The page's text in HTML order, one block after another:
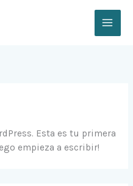
Esta es tu primera
empieza a escribir!